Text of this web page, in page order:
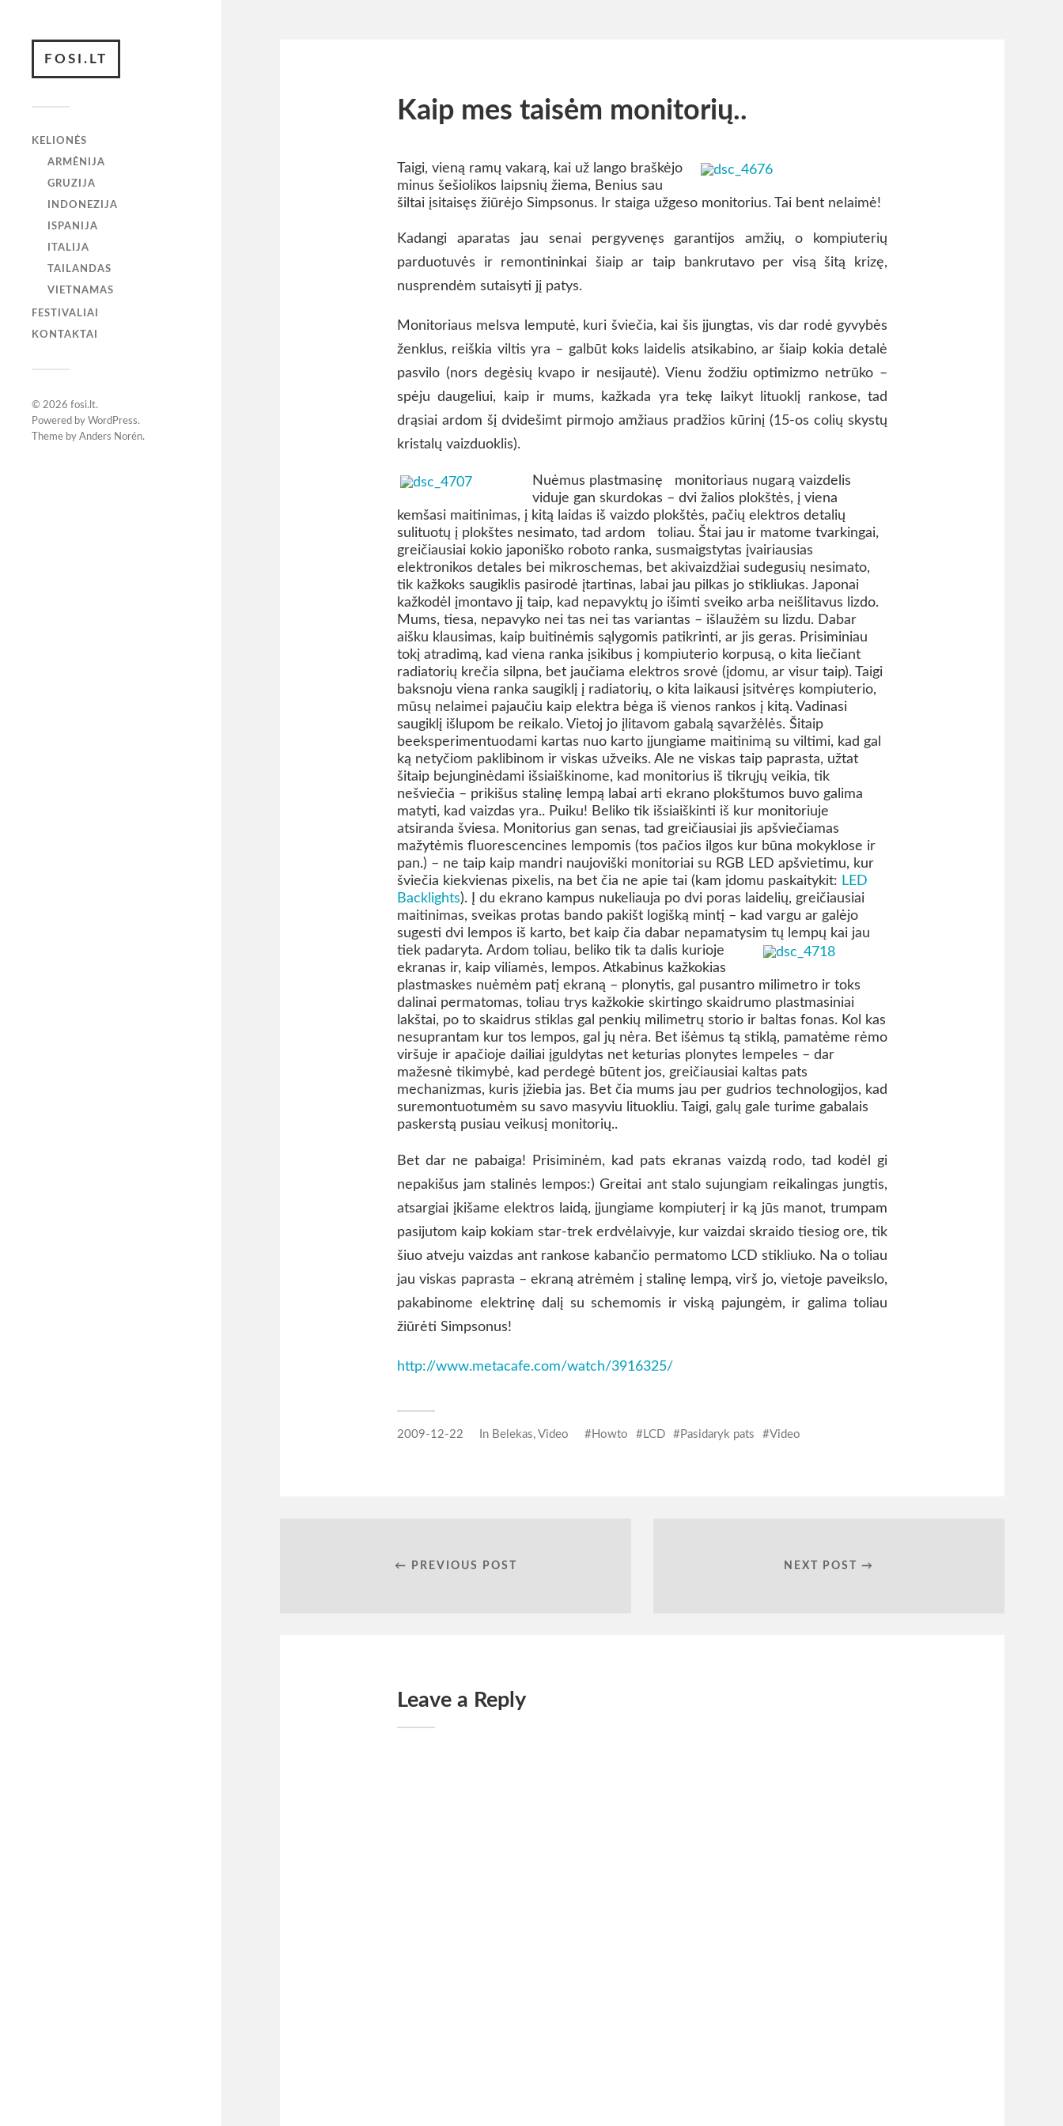
FOSI.LT
KELIONĖS
ARMĖNIJA
GRUZIJA
INDONEZIJA
ISPANIJA
ITALIJA
TAILANDAS
VIETNAMAS
FESTIVALIAI
KONTAKTAI
© 2026 fosi.lt.
Powered by WordPress.
Theme by Anders Norén.
Kaip mes taisėm monitorių..
Taigi, vieną ramų vakarą, kai už lango braškėjo
minus šešiolikos laipsnių žiema, Benius sau
šiltai įsitaisęs žiūrėjo Simpsonus. Ir staiga užgeso monitorius. Tai bent nelaimė!
Kadangi aparatas jau senai pergyvenęs garantijos amžių, o kompiuterių
parduotuvės ir remontininkai šiaip ar taip bankrutavo per visą šitą krizę,
nusprendėm sutaisyti jį patys.
Monitoriaus melsva lemputė, kuri šviečia, kai šis įjungtas, vis dar rodė gyvybės
ženklus, reiškia viltis yra – galbūt koks laidelis atsikabino, ar šiaip kokia detalė
pasvilo (nors degėsių kvapo ir nesijautė). Vienu žodžiu optimizmo netrūko –
spėju daugeliui, kaip ir mums, kažkada yra tekę laikyt lituoklį rankose, tad
drąsiai ardom šį dvidešimt pirmojo amžiaus pradžios kūrinį (15-os colių skystų
kristalų vaizduoklis).
Nuėmus plastmasinę monitoriaus nugarą vaizdelis
viduje gan skurdokas – dvi žalios plokštės, į viena
kemšasi maitinimas, į kitą laidas iš vaizdo plokštės, pačių elektros detalių
sulituotų į plokštes nesimato, tad ardom toliau. Štai jau ir matome tvarkingai,
greičiausiai kokio japoniško roboto ranka, susmaigstytas įvairiausias
elektronikos detales bei mikroschemas, bet akivaizdžiai sudegusių nesimato,
tik kažkoks saugiklis pasirodė įtartinas, labai jau pilkas jo stikliukas. Japonai
kažkodėl įmontavo jį taip, kad nepavyktų jo išimti sveiko arba neišlitavus lizdo.
Mums, tiesa, nepavyko nei tas nei tas variantas – išlaužėm su lizdu. Dabar
aišku klausimas, kaip buitinėmis sąlygomis patikrinti, ar jis geras. Prisiminiau
tokį atradimą, kad viena ranka įsikibus į kompiuterio korpusą, o kita liečiant
radiatorių krečia silpna, bet jaučiama elektros srovė (įdomu, ar visur taip). Taigi
baksnoju viena ranka saugiklį į radiatorių, o kita laikausi įsitvėręs kompiuterio,
mūsų nelaimei pajaučiu kaip elektra bėga iš vienos rankos į kitą. Vadinasi
saugiklį išlupom be reikalo. Vietoj jo įlitavom gabalą sąvaržėlės. Šitaip
beeksperimentuodami kartas nuo karto įjungiame maitinimą su viltimi, kad gal
ką netyčiom paklibinom ir viskas užveiks. Ale ne viskas taip paprasta, užtat
šitaip bejunginėdami išsiaiškinome, kad monitorius iš tikrųjų veikia, tik
nešviečia – prikišus stalinę lempą labai arti ekrano plokštumos buvo galima
matyti, kad vaizdas yra.. Puiku! Beliko tik išsiaiškinti iš kur monitoriuje
atsiranda šviesa. Monitorius gan senas, tad greičiausiai jis apšviečiamas
mažytėmis fluorescencines lempomis (tos pačios ilgos kur būna mokyklose ir
pan.) – ne taip kaip mandri naujoviški monitoriai su RGB LED apšvietimu, kur
šviečia kiekvienas pixelis, na bet čia ne apie tai (kam įdomu paskaitykit: LED
Backlights). Į du ekrano kampus nukeliauja po dvi poras laidelių, greičiausiai
maitinimas, sveikas protas bando pakišt logišką mintį – kad vargu ar galėjo
sugesti dvi lempos iš karto, bet kaip čia dabar nepamatysim tų lempų kai jau
tiek padaryta. Ardom toliau, beliko tik ta dalis kurioje
ekranas ir, kaip viliamės, lempos. Atkabinus kažkokias
plastmaskes nuėmėm patį ekraną – plonytis, gal pusantro milimetro ir toks
dalinai permatomas, toliau trys kažkokie skirtingo skaidrumo plastmasiniai
lakštai, po to skaidrus stiklas gal penkių milimetrų storio ir baltas fonas. Kol kas
nesuprantam kur tos lempos, gal jų nėra. Bet išėmus tą stiklą, pamatėme rėmo
viršuje ir apačioje dailiai įguldytas net keturias plonytes lempeles – dar
mažesnė tikimybė, kad perdegė būtent jos, greičiausiai kaltas pats
mechanizmas, kuris įžiebia jas. Bet čia mums jau per gudrios technologijos, kad
suremontuotumėm su savo masyviu lituokliu. Taigi, galų gale turime gabalais
paskerstą pusiau veikusį monitorių..
Bet dar ne pabaiga! Prisiminėm, kad pats ekranas vaizdą rodo, tad kodėl gi
nepakišus jam stalinės lempos:) Greitai ant stalo sujungiam reikalingas jungtis,
atsargiai įkišame elektros laidą, įjungiame kompiuterį ir ką jūs manot, trumpam
pasijutom kaip kokiam star-trek erdvėlaivyje, kur vaizdai skraido tiesiog ore, tik
šiuo atveju vaizdas ant rankose kabančio permatomo LCD stikliuko. Na o toliau
jau viskas paprasta – ekraną atrėmėm į stalinę lempą, virš jo, vietoje paveikslo,
pakabinome elektrinę dalį su schemomis ir viską pajungėm, ir galima toliau
žiūrėti Simpsonus!
http://www.metacafe.com/watch/3916325/
2009-12-22 In Belekas, Video Howto LCD Pasidaryk pats Video
← PREVIOUS POST NEXT POST →
Leave a Reply